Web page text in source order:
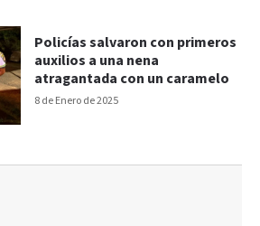
8 de Enero de 2025
Policías salvaron con primeros
auxilios a una nena
atragantada con un caramelo